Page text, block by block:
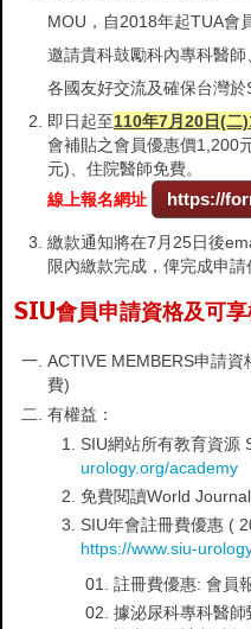
MOU，自2018年起TUA會
邀請貴科鼓勵科內專科醫
各國友好交流及確保台灣於
即日起至110年7月20日(二
會補貼之會員優惠價1,200
元)、住院醫師免費。
線上報名網址
https://
繳款通知將在7月25日後
限內繳款完成，俾完成申請
SIU會員申請資格及可享
ACTIVE MEMBERS申請
費)
有權益：
SIU網站所有教育資源
urology.org/academy
免費閱讀World
SIU年會註冊費優惠 (
https://www.siu-
註冊費優惠: 會員
據泌尿科專科醫